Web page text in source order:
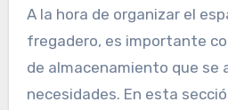
A la hora de organizar el
fregadero, es importante
de almacenamiento que se
necesidades. En esta